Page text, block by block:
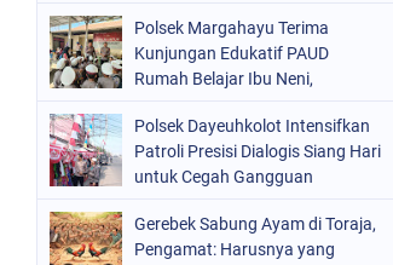
Polsek Margahayu Terima
Kunjungan Edukatif PAUD
Rumah Belajar Ibu Neni,
Anak Sejak Dini
Polsek Dayeuhkolot Intensifkan
Patroli Presisi Dialogis Siang Hari
untuk Cegah Gangguan
Gerebek Sabung Ayam di Toraja,
Pengamat: Harusnya yang